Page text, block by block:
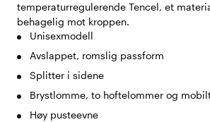
temperaturregulerende Tencel, et
behagelig mot kroppen.
Unisexmodell
Avslappet, romslig passform
Splitter i sidene
Brystlomme, to hoftelommer og
Høy pusteevne